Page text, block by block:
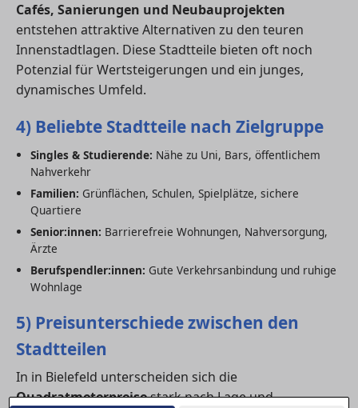
Cafés, Sanierungen und Neubauprojekten
entstehen attraktive Alternativen zu den teuren
Innenstadtlagen. Diese Stadtteile bieten oft noch
Potenzial für Wertsteigerungen und ein junges,
dynamisches Umfeld.
4) Beliebte Stadtteile nach Zielgruppe
Singles & Studierende: Nähe zu Uni, Bars, öffentlichem
Nahverkehr
Familien: Grünflächen, Schulen, Spielplätze, sichere
Quartiere
Senior:innen: Barrierefreie Wohnungen, Nahversorgung,
Ärzte
Berufspendler:innen: Gute Verkehrsanbindung und ruhige
Wohnlage
5) Preisunterschiede zwischen den
Stadtteilen
In in Bielefeld unterscheiden sich die
Quadratmeterpreisestark nach Lage und